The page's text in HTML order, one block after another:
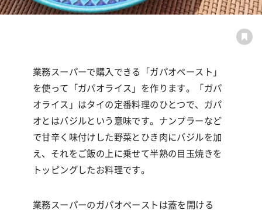
業務スーパーで購入できる「ガパオペースト」
を使って「ガパオライス」を作ります。「ガパ
オライス」はタイの定番料理のひとつで、ガパ
オとはバジルという意味です。ナンプラーなど
で甘辛く味付けした野菜とひき肉にバジルを加
え、それをご飯の上に乗せて半熟の目玉焼きを
トッピングしたお料理です。
業務スーパーのガパオペーストは蓋を開ける